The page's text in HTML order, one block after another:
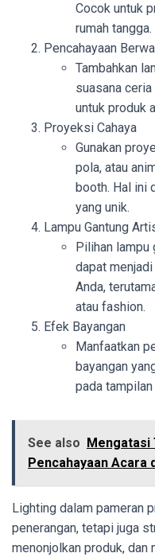
Cocok untuk
rumah tangga.
Pencahayaan
Tambahkan
suasana
untuk produk
Proyeksi Cahaya
Gunakan
pola, atau
booth. Hal ini
yang unik.
Lampu Gantung
Pilihan
dapat
Anda,
atau fashion.
Efek Bayangan
Manfaatkan
bayangan
pada
See also
Mengatasi
Pencahayaan Acara
Lighting dalam pameran
penerangan, tetapi juga
menonjolkan produk, dan